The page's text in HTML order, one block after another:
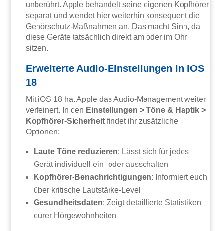
unberührt. Apple behandelt seine eigenen Kopfhörer
separat und wendet hier weiterhin konsequent die
Gehörschutz-Maßnahmen an. Das macht Sinn, da
diese Geräte tatsächlich direkt am oder im Ohr
sitzen.
Erweiterte Audio-Einstellungen in iOS
18
Mit iOS 18 hat Apple das Audio-Management weiter
verfeinert. In den Einstellungen > Töne & Haptik >
Kopfhörer-Sicherheit findet ihr zusätzliche
Optionen:
Laute Töne reduzieren: Lässt sich für jedes
Gerät individuell ein- oder ausschalten
Kopfhörer-Benachrichtigungen: Informiert euch
über kritische Lautstärke-Level
Gesundheitsdaten: Zeigt detaillierte Statistiken
eurer Hörgewohnheiten